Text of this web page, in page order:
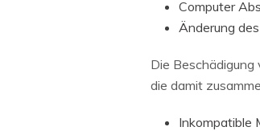
Computer
Änderung
Die
die damit
Inkompatible